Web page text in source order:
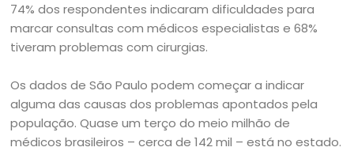
74% dos respondentes indicaram dificuldades para
marcar consultas com médicos especialistas e 68%
tiveram problemas com cirurgias.
Os dados de São Paulo podem começar a indicar
alguma das causas dos problemas apontados pela
população. Quase um terço do meio milhão de
médicos brasileiros – cerca de 142 mil – está no estado.